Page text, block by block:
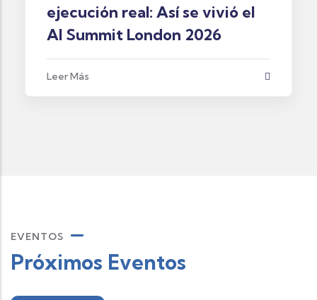
ejecución real: Así se vivió el
AI Summit London 2026
Leer Más
EVENTOS
Próximos Eventos